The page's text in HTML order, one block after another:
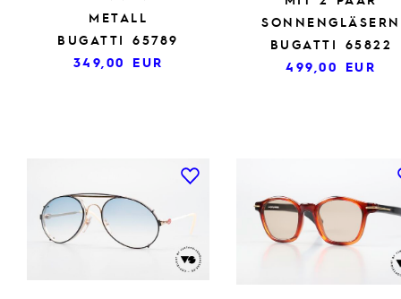
METALL
BUGATTI 65789
349,00 EUR
SONNENGLÄSERN
BUGATTI 65822
499,00 EUR